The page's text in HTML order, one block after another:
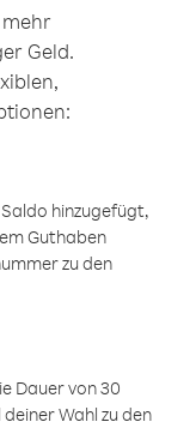
Geld.
hinzugefügt,
Guthaben
zu den
Dauer von 30
Wahl zu den